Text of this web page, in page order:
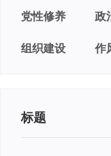
党性修养 政
组织建设 作
标题